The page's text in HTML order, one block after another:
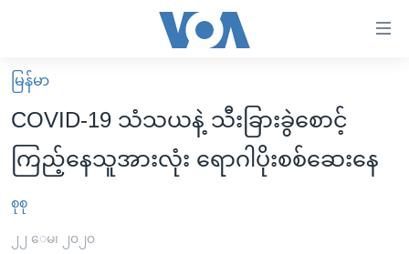
လွယ်ကူ
စေ
သည့်
Link
များ
ပင်မ
မူလစာမျက်နှာ
မြန်မာ
ကမ္ဘာ့သတင်းများ
မြန်မာ
COVID-19 သံသယနဲ့ သီးခြားခွဲစောင့်
ကြည့်နေသူအားလုံး ရောဂါပိုးစစ်ဆေးနေ
စုစု
၂၂ ေမ၊ ၂၀၂၀